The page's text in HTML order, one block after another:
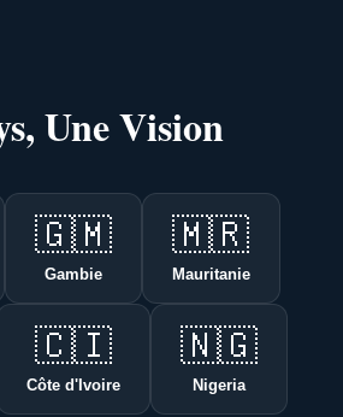
Une Vision
🇬🇲
Gambie
🇲🇷
Mauritanie
🇨🇮
Côte d'Ivoire
🇳🇬
Nigeria